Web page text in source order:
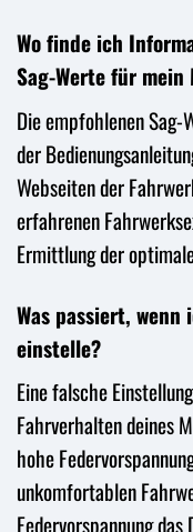
Wo finde ich
Sag-Werte für
Die empfohlenen
der
Webseiten der
erfahrenen
Ermittlung der
Was passiert,
einstelle?
Eine falsche
Fahrverhalten deines
hohe
unkomfortablen
Federvorspannung